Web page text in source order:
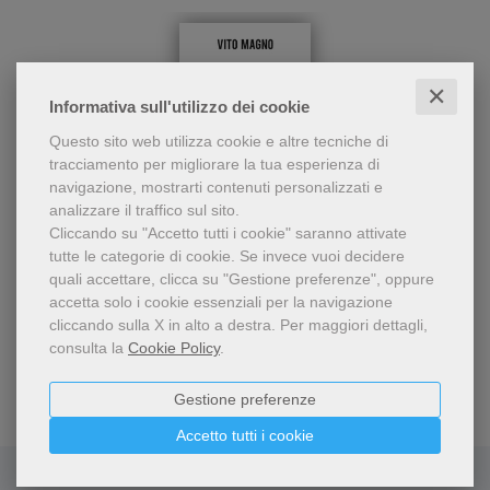
Informativa sull'utilizzo dei cookie ✕
Questo sito web utilizza cookie e altre tecniche di
tracciamento per migliorare la tua esperienza di
navigazione, mostrarti contenuti personalizzati e
analizzare il traffico sul sito.
Cliccando su "Accetto tutti i cookie" saranno attivate
tutte le categorie di cookie. Se invece vuoi decidere
quali accettare, clicca su "Gestione preferenze", oppure
accetta solo i cookie essenziali per la navigazione
cliccando sulla X in alto a destra. Per maggiori dettagli,
consulta la Cookie Policy.
Accetto tutti i cookie
Gestione preferenze
Centocinque interviste a
uomini e donne del mondo
dello spettacolo, cultura,
religione e sport alla
scoperta del senso della
vita e delle cose che
contano: storie intense,
soprattutto confessioni
insospettate.
Vito Magno
Anche loro
19,00 €